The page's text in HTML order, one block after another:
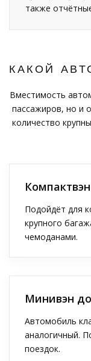
также
КАКОЙ
Вместимость
пассажиров, но и
количество
Подойдёт для
крупного
чемоданами.
Минивэн
Автомобиль
аналогичный.
поездок.